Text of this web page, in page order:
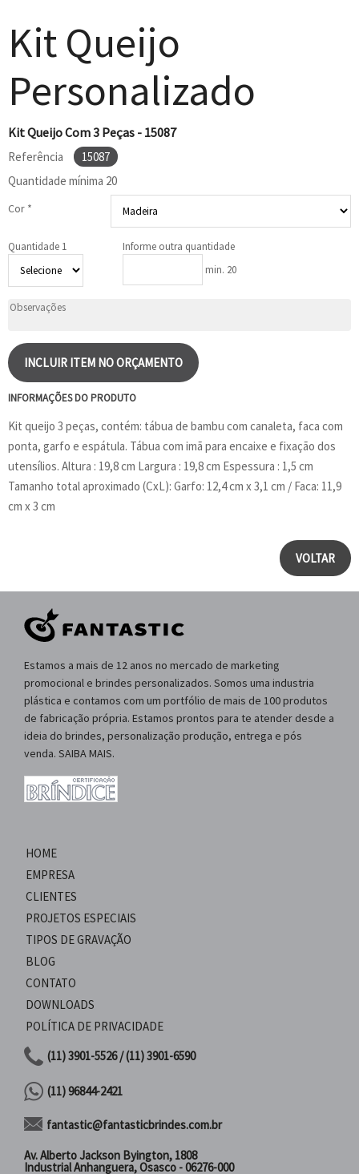
Kit Queijo
Personalizado
Kit Queijo Com 3 Peças - 15087
Referência
15087
Quantidade mínima 20
Cor *
Quantidade 1
Informe outra quantidade
min. 20
INCLUIR ITEM NO ORÇAMENTO
INFORMAÇÕES DO PRODUTO
Kit queijo 3 peças, contém: tábua de bambu com canaleta, faca com
ponta, garfo e espátula. Tábua com imã para encaixe e fixação dos
utensílios. Altura : 19,8 cm Largura : 19,8 cm Espessura : 1,5 cm
Tamanho total aproximado (CxL): Garfo: 12,4 cm x 3,1 cm / Faca: 11,9
cm x 3 cm
VOLTAR
Estamos a mais de 12 anos no mercado de marketing
promocional e brindes personalizados. Somos uma industria
plástica e contamos com um portfólio de mais de 100 produtos
de fabricação própria. Estamos prontos para te atender desde a
ideia do brindes, personalização produção, entrega e pós
venda. SAIBA MAIS.
HOME
EMPRESA
CLIENTES
PROJETOS ESPECIAIS
TIPOS DE GRAVAÇÃO
BLOG
CONTATO
DOWNLOADS
POLÍTICA DE PRIVACIDADE
(11) 3901-5526 / (11) 3901-6590
(11) 96844-2421
fantastic@fantasticbrindes.com.br
Av. Alberto Jackson Byington, 1808
Industrial Anhanguera, Osasco - 06276-000